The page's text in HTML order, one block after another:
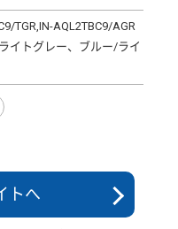
TGR,IN-AQL2TBC9/AGR
イトグレー、ブルー/ライ
トへ